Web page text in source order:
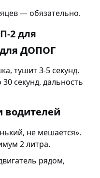
— обязательно.
2 для
ДОПОГ
тушит 3-5 секунд.
секунд, дальность
водителей
не мешается».
2 литра.
рядом,